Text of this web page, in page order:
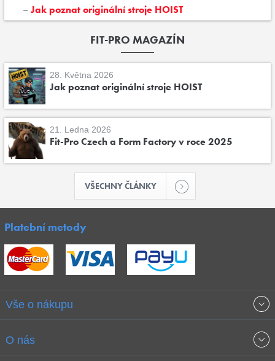
Jak poznat originální stroje HOIST
FIT-PRO MAGAZÍN
28. Května 2026
Jak poznat originální stroje HOIST
21. Ledna 2026
Fit-Pro Czech a Form Factory v roce 2025
VŠECHNY ČLÁNKY
Platební metody
Vše o nákupu
Obchodní podmínky
O nás